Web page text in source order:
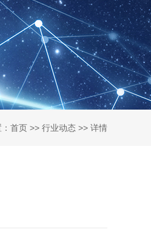
首页 >> 行业动态 >> 详情